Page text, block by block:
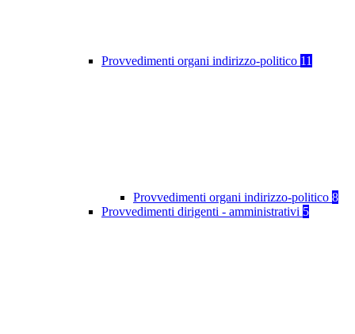
Provvedimenti organi indirizzo-politico 11
Provvedimenti organi indirizzo-politico 8
Provvedimenti dirigenti - amministrativi 5